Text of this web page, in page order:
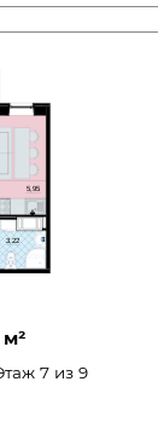
7из 9